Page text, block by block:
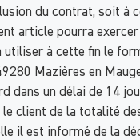
du contrat, soit à
article pourra
à cette fin le
Mazières en
dans un délai de 14
client de la totalité
il est informé de la